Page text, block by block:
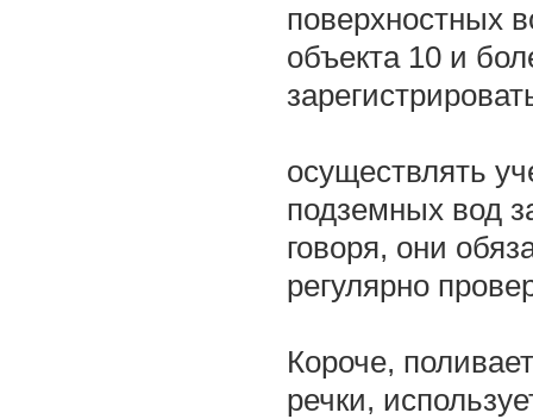
поверхностных
объекта 10 и
осуществлять
подземных вод
говоря, они
регулярно
Короче,
речки,